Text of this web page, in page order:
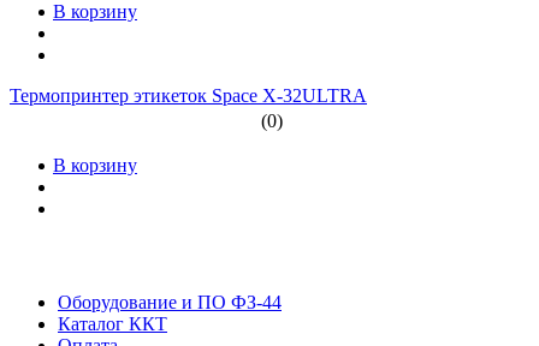
В корзину
Термопринтер этикеток Space Х-32ULTRA
(0)
В корзину
Оборудование и ПО ФЗ-44
Каталог ККТ